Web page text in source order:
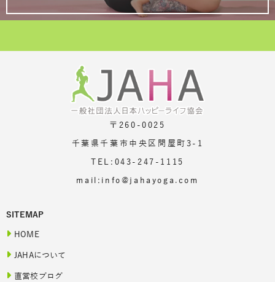
〒260-0025
千葉県千葉市中央区問屋町3-1
TEL:043-247-1115
mail:info@jahayoga.com
SITEMAP
HOME
JAHAについて
直営校ブログ